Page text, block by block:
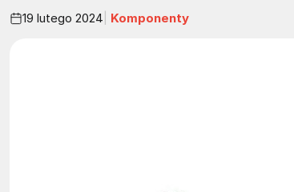
19 lutego 2024 Komponenty